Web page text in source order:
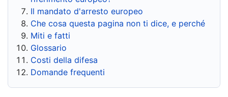
Il mandato d'arresto europeo
Che cosa questa pagina non ti dice, e perché
Miti e fatti
Glossario
Costi della difesa
Domande frequenti